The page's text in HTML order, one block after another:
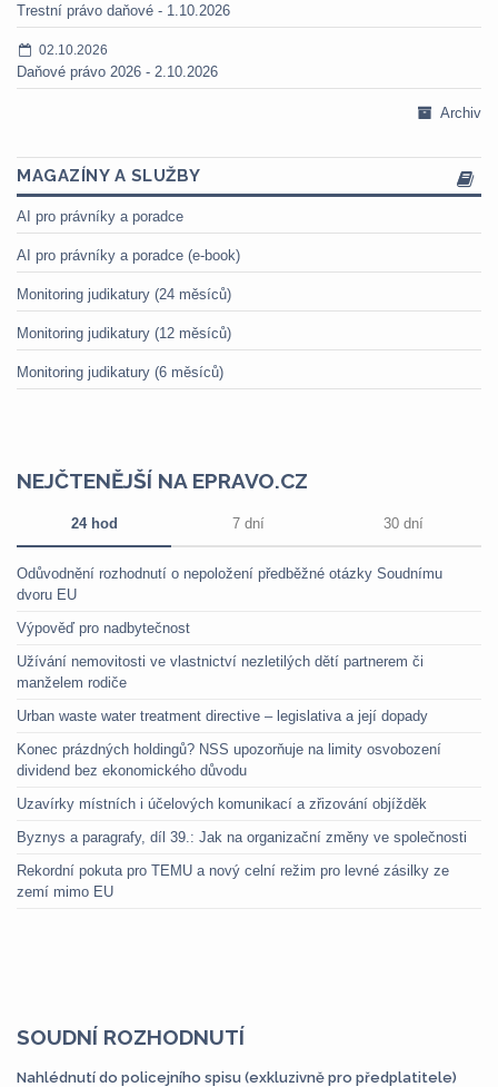
Trestní právo daňové - 1.10.2026
02.10.2026
Daňové právo 2026 - 2.10.2026
Archiv
MAGAZÍNY A SLUŽBY
AI pro právníky a poradce
AI pro právníky a poradce (e-book)
Monitoring judikatury (24 měsíců)
Monitoring judikatury (12 měsíců)
Monitoring judikatury (6 měsíců)
NEJČTENĚJŠÍ NA EPRAVO.CZ
24 hod 7 dní 30 dní
Odůvodnění rozhodnutí o nepoložení předběžné otázky Soudnímu
dvoru EU
Výpověď pro nadbytečnost
Užívání nemovitosti ve vlastnictví nezletilých dětí partnerem či
manželem rodiče
Urban waste water treatment directive – legislativa a její dopady
Konec prázdných holdingů? NSS upozorňuje na limity osvobození
dividend bez ekonomického důvodu
Uzavírky místních i účelových komunikací a zřizování objížděk
Byznys a paragrafy, díl 39.: Jak na organizační změny ve společnosti
Rekordní pokuta pro TEMU a nový celní režim pro levné zásilky ze
zemí mimo EU
SOUDNÍ ROZHODNUTÍ
Nahlédnutí do policejního spisu (exkluzivně pro předplatitele)